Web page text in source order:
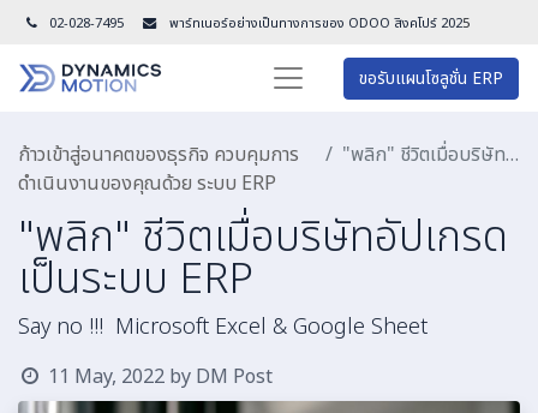
02-028-7495 พาร์ทเนอร์อย่างเป็นทางการของ ODOO สิงคโปร์ 2025
ขอรับแผนโซลูชั่น ERP
ก้าวเข้าสู่อนาคตของธุรกิจ ควบคุมการ
ดำเนินงานของคุณด้วย ระบบ ERP
"พลิก" ชีวิตเมื่อบริษัทอัปเกรดเป็นระบบ ERP
"พลิก" ชีวิตเมื่อบริษัทอัปเกรด
เป็นระบบ ERP
Say no !!! Microsoft Excel & Google Sheet
11 May, 2022 by DM Post